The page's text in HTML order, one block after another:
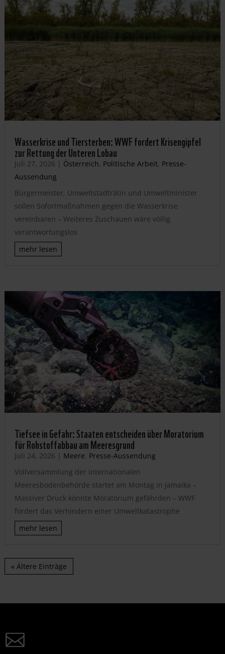
Wasserkrise und Tiersterben: WWF fordert Krisengipfel
zur Rettung der Unteren Lobau
Juli 27, 2026 | Österreich, Politische Arbeit, Presse-
Aussendung
Bürgermeister, Umweltstadträtin und Umweltminister
sollen Sofortmaßnahmen gegen die Wasserkrise
vereinbaren – Weiteres Zuschauen wäre völlig
verantwortungslos
mehr lesen
Tiefsee in Gefahr: Staaten entscheiden über Moratorium
für Rohstoffabbau am Meeresgrund
Juli 24, 2026 | Meere, Presse-Aussendung
Vollversammlung der internationalen
Meeresbodenbehörde startet am Montag in Jamaika –
Massiver Druck könnte Moratorium gefährden – WWF
fordert das Verhindern einer Umweltkatastrophe
mehr lesen
« Ältere Einträge